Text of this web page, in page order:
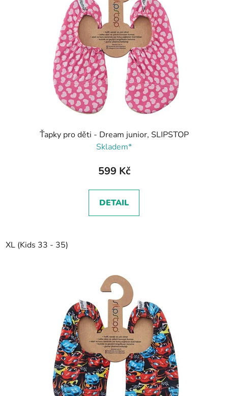
Ťapky pro děti - Dream junior, SLIPSTOP
Skladem*
599 Kč
DETAIL
XL (Kids 33 - 35)